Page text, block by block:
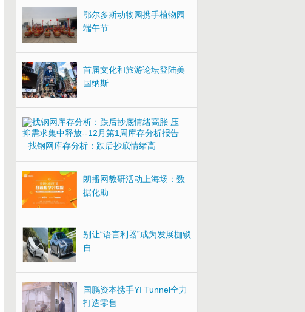
鄂尔多斯动物园携手植物园
端午节
首届文化和旅游论坛登陆美
国纳斯
找钢网库存分析：跌后抄底情绪高
朗播网教研活动上海场：数
据化助
别让“语言利器”成为发展枷锁
自
国鹏资本携手YI Tunnel全力
打造零售